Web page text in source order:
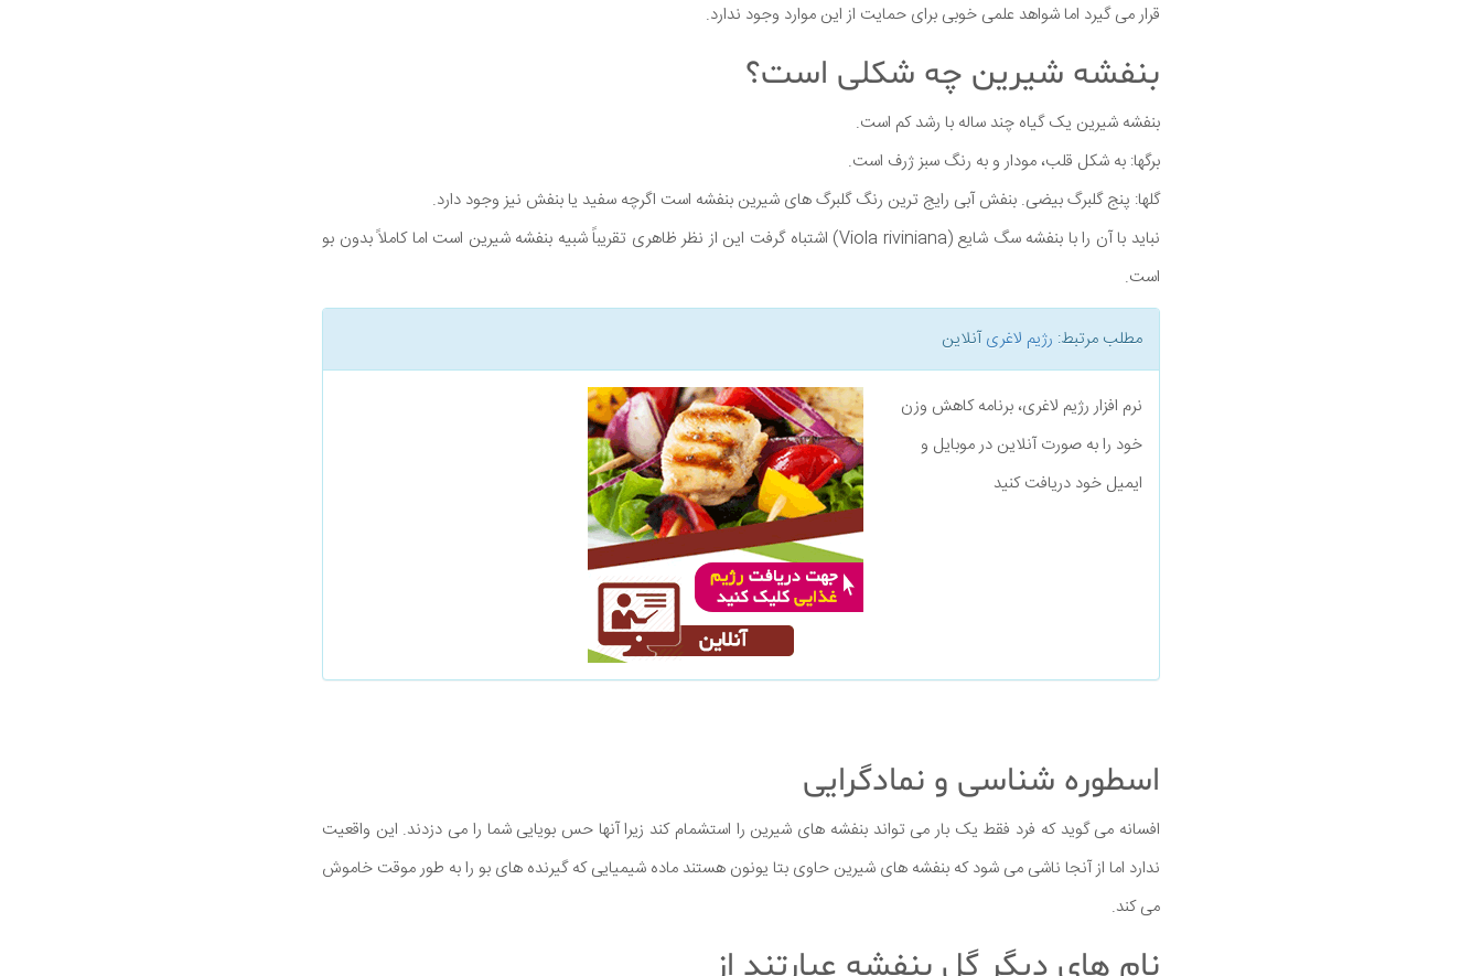
قرار می گیرد اما شواهد علمی خوبی برای حمایت از این موارد وجود ندارد.
بنفشه شیرین چه شکلی است؟
بنفشه شیرین یک گیاه چند ساله با رشد کم است.
برگها: به شکل قلب، مودار و به رنگ سبز ژرف است.
گلها: پنج گلبرگ بیضی. بنفش آبی رایج ترین رنگ گلبرگ های شیرین بنفشه است اگرچه سفید یا بنفش نیز وجود دارد.
نباید با آن را با بنفشه سگ شایع (Viola riviniana) اشتباه گرفت این از نظر ظاهری تقریباً شبیه بنفشه شیرین است اما کاملاً بدون بو
است.
مطلب مرتبط: رژیم لاغریآنلاین
نرم افزار رژیم لاغری، برنامه کاهش وزن
خود را به صورت آنلاین در موبایل و
ایمیل خود دریافت کنید
اسطوره شناسی و نمادگرایی
افسانه می گوید که فرد فقط یک بار می تواند بنفشه های شیرین را استشمام کند زیرا آنها حس بویایی شما را می دزدند. این واقعیت
ندارد اما از آنجا ناشی می شود که بنفشه های شیرین حاوی بتا یونون هستند ماده شیمیایی كه گیرنده های بو را به طور موقت خاموش
می كند.
نام های دیگر گل بنفشه عبارتند از